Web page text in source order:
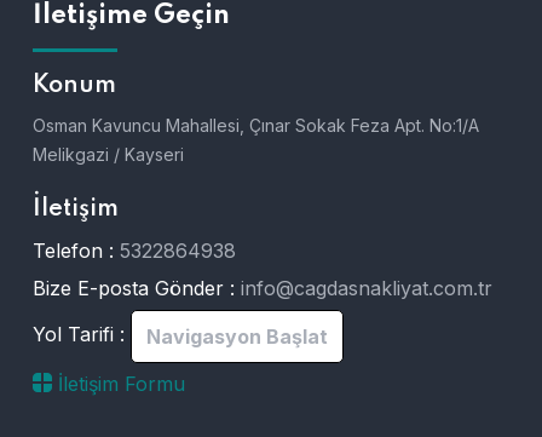
İletişime Geçin
Konum
Osman Kavuncu Mahallesi, Çınar Sokak Feza Apt. No:1/A
Melikgazi / Kayseri
İletişim
Telefon : 5322864938
Bize E-posta Gönder : info@cagdasnakliyat.com.tr
Yol Tarifi :
Navigasyon Başlat
İletişim Formu